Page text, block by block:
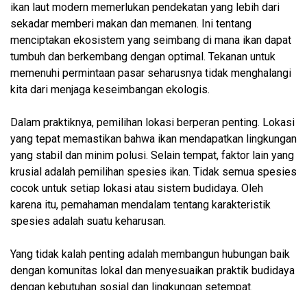
ikan laut modern memerlukan pendekatan yang lebih dari
sekadar memberi makan dan memanen. Ini tentang
menciptakan ekosistem yang seimbang di mana ikan dapat
tumbuh dan berkembang dengan optimal. Tekanan untuk
memenuhi permintaan pasar seharusnya tidak menghalangi
kita dari menjaga keseimbangan ekologis.
Dalam praktiknya, pemilihan lokasi berperan penting. Lokasi
yang tepat memastikan bahwa ikan mendapatkan lingkungan
yang stabil dan minim polusi. Selain tempat, faktor lain yang
krusial adalah pemilihan spesies ikan. Tidak semua spesies
cocok untuk setiap lokasi atau sistem budidaya. Oleh
karena itu, pemahaman mendalam tentang karakteristik
spesies adalah suatu keharusan.
Yang tidak kalah penting adalah membangun hubungan baik
dengan komunitas lokal dan menyesuaikan praktik budidaya
dengan kebutuhan sosial dan lingkungan setempat.